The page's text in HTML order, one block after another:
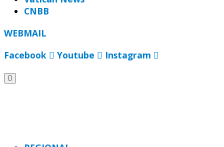
CNBB
WEBMAIL
Facebook
Youtube Instagram